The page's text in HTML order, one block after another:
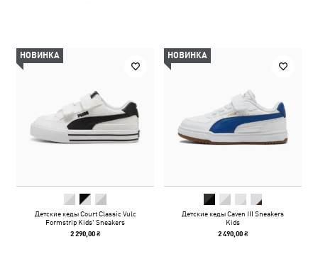
НОВИНКА
Детские кеды Court Classic Vulc
Formstrip Kids' Sneakers
2 290,00 ₴
НОВИНКА
Детские кеды Caven III Sneakers
Kids
2 490,00 ₴